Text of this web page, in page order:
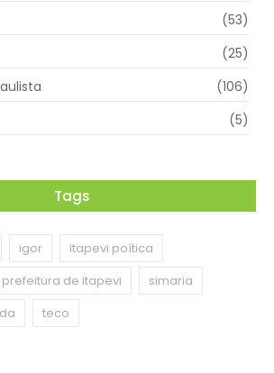
(53)
(25)
(106)
(5)
Tags
igor
itapevi poítica
prefeitura de itapevi
simaria
teco